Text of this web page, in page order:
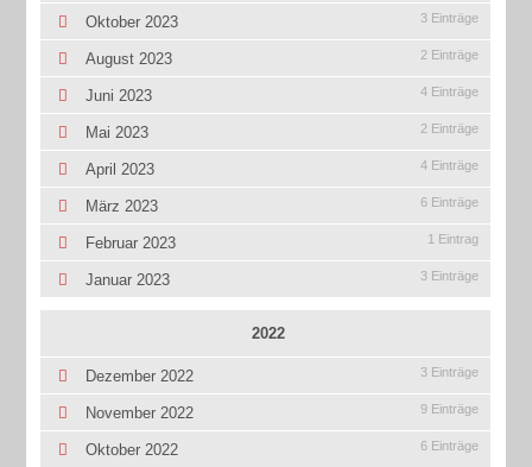
Oktober 2023 3 Einträge
August 2023 2 Einträge
Juni 2023 4 Einträge
Mai 2023 2 Einträge
April 2023 4 Einträge
März 2023 6 Einträge
Februar 2023 1 Eintrag
Januar 2023 3 Einträge
2022
Dezember 2022 3 Einträge
November 2022 9 Einträge
Oktober 2022 6 Einträge